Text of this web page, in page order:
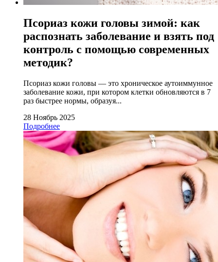
Псориаз кожи головы зимой: как
распознать заболевание и взять под
контроль с помощью современных
методик?
Псориаз кожи головы — это хроническое аутоиммунное
заболевание кожи, при котором клетки обновляются в 7
раз быстрее нормы, образуя...
28 Ноябрь 2025
Подробнее